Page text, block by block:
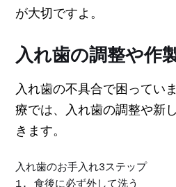
が大切ですよ。
入れ歯の調整や作
入れ歯の不具合で困ってい
療では、入れ歯の調整や新
きます。
入れ歯のお手入れ3ステップ
1. 食後に必ず外して洗う